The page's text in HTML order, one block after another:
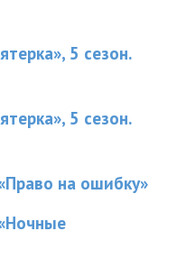
5 сезон.
5 сезон.
на ошибку»